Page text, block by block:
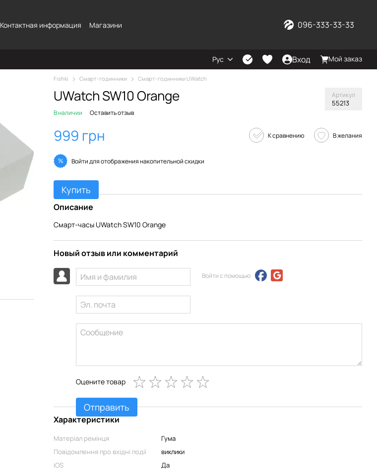
Контактная информация Магазини 096-333-33-33
Рус Вход Мой заказ
Fishki Смарт-годинники Смарт-годинники UWatch
UWatch SW10 Orange Артикул
55213
В наличии Оставить отзыв
999 грн К сравнению В желания
% Войтидля отображения накопительной скидки
Купить
Описание
Смарт-часы UWatch SW10 Orange
Новый отзыв или комментарий
Войти с помощью
Оцените товар
Отправить
Характеристики
Матеріал ремінця
Гума
Повідомлення про вхідні події
виклики
iOS
Да